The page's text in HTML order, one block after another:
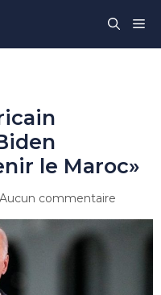
le Maroc»
Aucun commentaire